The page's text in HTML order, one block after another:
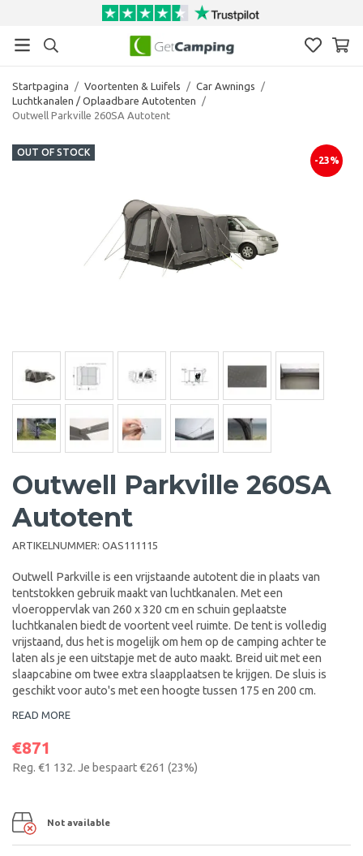
Startpagina / Voortenten & Luifels / Car Awnings
/
Luchtkanalen / Oplaadbare Autotenten
/
Outwell Parkville 260SA Autotent
OUT OF STOCK
-23%
Outwell Parkville 260SA
Autotent
ARTIKELNUMMER: OAS111115
Outwell Parkville is een vrijstaande autotent die in plaats van
tentstokken gebruik maakt van luchtkanalen. Met een
vloeroppervlak van 260 x 320 cm en schuin geplaatste
luchtkanalen biedt de voortent veel ruimte. De tent is volledig
vrijstaand, dus het is mogelijk om hem op de camping achter te
laten als je een uitstapje met de auto maakt. Breid uit met een
slaapcabine om twee extra slaapplaatsen te krijgen. De sluis is
geschikt voor auto's met een hoogte tussen 175 en 200 cm.
READ MORE
€871
Reg. €1 132. Je bespaart€261 (23%)
Not available